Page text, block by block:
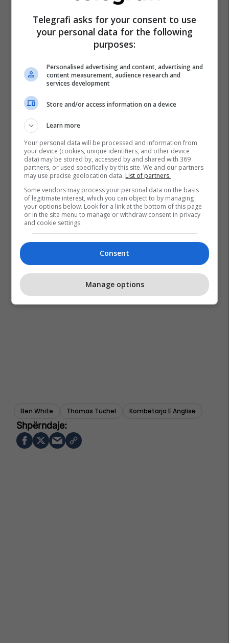
Ben White Thomas Tuchel Kombëtarja E Anglisë
Telegrafi asks for your consent to use
your personal data for the following
purposes:
Personalised advertising and content, advertising and
content measurement, audience research and
services development
Store and/or access information on a device
Learn more
Your personal data will be processed and information from
your device (cookies, unique identifiers, and other device
data) may be stored by, accessed by and shared with 369
partners, or used specifically by this site. We and our partners
may use precise geolocation data. List of partners.
Some vendors may process your personal data on the basis
of legitimate interest, which you can object to by managing
your options below. Look for a link at the bottom of this page
or in the site menu to manage or withdraw consent in privacy
and cookie settings.
Consent
Manage options